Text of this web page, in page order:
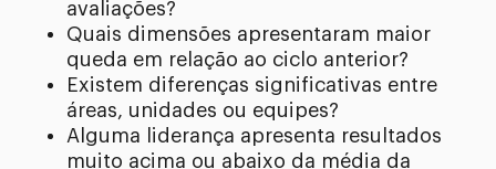
avaliações?
Quais dimensões apresentaram maior
queda em relação ao ciclo anterior?
Existem diferenças significativas entre
áreas, unidades ou equipes?
Alguma liderança apresenta resultados
muito acima ou abaixo da média da